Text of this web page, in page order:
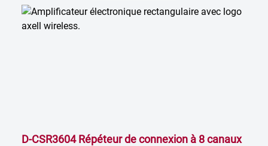
D-CSR3604 Répéteur de connexion à 8 canaux